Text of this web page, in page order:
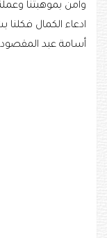
وآمن بموهبتنا
ادعاء الكمال
أسامة عبد المقصود